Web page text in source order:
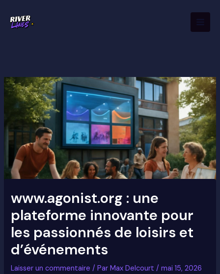
contenu
www.agonist.org : une
plateforme innovante pour
les passionnés de loisirs et
d’événements
Laisser un commentaire / ParMax Delcourt/mai 15, 2026